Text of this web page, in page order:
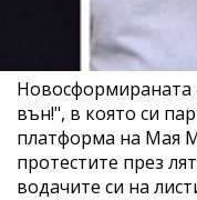
Новосформираната
вън!", в която си
платформа на Мая
протестите през
водачите си на